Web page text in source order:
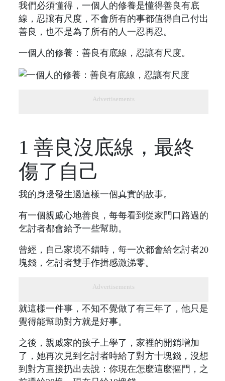
我們必須懂得，一個人的修養是懂得善良有底
線，忍讓有尺度，不會所有的事都值得自己付出
善良，也不是為了所有的人一忍再忍。
一個人的修養：善良有底線，忍讓有尺度。
Advertisements
1 善良沒底線，最終
傷了自己
我的身邊發生過這樣一個真實的故事。
有一個親戚心地善良，每每看到從家門口路過的
乞討者都會給予一些幫助。
曾經，自己家境不錯時，每一次都會給乞討者20
塊錢，乞討者雙手作揖感激涕零。
Advertisements
就這樣一件事，不知不覺做了有三年了，他只是
覺得能幫助對方就是好事。
之後，親戚家的孩子上學了，家裡的開銷增加
了，她再次見到乞討者時給了對方十塊錢，沒想
到對方直接扔出去說：你現在怎麼這麼摳門，之